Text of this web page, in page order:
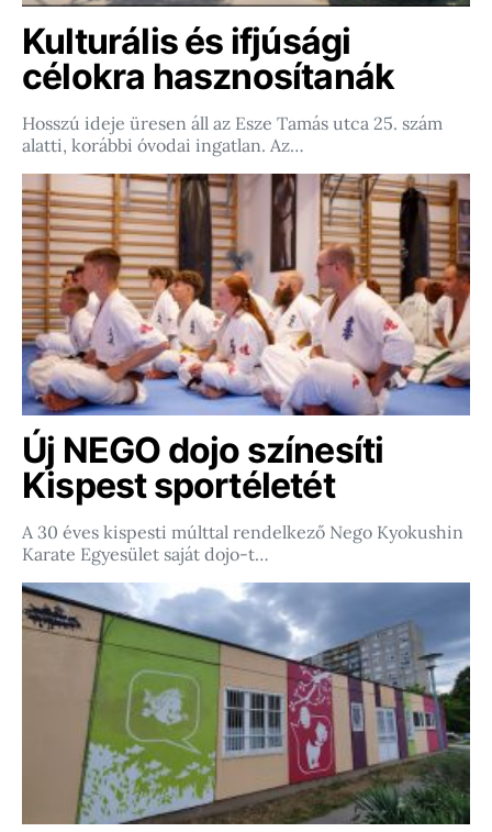
Kulturális és ifjúsági
célokra hasznosítanák
Hosszú ideje üresen áll az Esze Tamás utca 25. szám
alatti, korábbi óvodai ingatlan. Az…
Új NEGO dojo színesíti
Kispest sportéletét
A 30 éves kispesti múlttal rendelkező Nego Kyokushin
Karate Egyesület saját dojo-t…